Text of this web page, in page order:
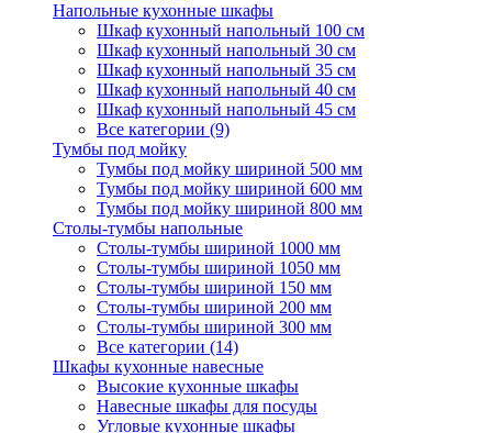
Напольные кухонные шкафы
Шкаф кухонный напольный 100 см
Шкаф кухонный напольный 30 см
Шкаф кухонный напольный 35 см
Шкаф кухонный напольный 40 см
Шкаф кухонный напольный 45 см
Все категории (9)
Тумбы под мойку
Тумбы под мойку шириной 500 мм
Тумбы под мойку шириной 600 мм
Тумбы под мойку шириной 800 мм
Столы-тумбы напольные
Столы-тумбы шириной 1000 мм
Столы-тумбы шириной 1050 мм
Столы-тумбы шириной 150 мм
Столы-тумбы шириной 200 мм
Столы-тумбы шириной 300 мм
Все категории (14)
Шкафы кухонные навесные
Высокие кухонные шкафы
Навесные шкафы для посуды
Угловые кухонные шкафы